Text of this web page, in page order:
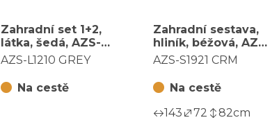
Zahradní set 1+2,
látka, šedá, AZS-
L1210 GREY
AZS-L1210 GREY
Na cestě
Zahradní sestava,
hliník, béžová, AZS-
S1921 CRM
AZS-S1921 CRM
Na cestě
143
72 82cm